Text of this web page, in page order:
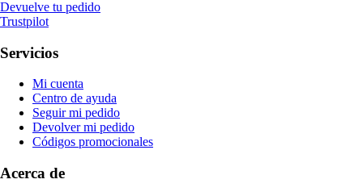
Devuelve tu pedido
Trustpilot
Servicios
Mi cuenta
Centro de ayuda
Seguir mi pedido
Devolver mi pedido
Códigos promocionales
Acerca de